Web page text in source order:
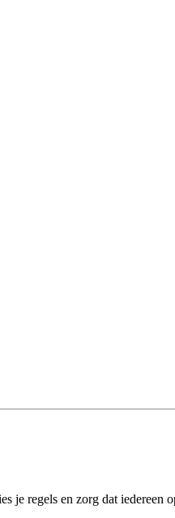
je regels en zorg dat iedereen